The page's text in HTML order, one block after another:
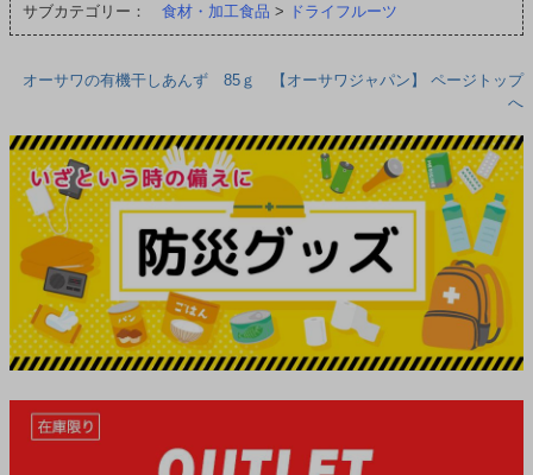
サブカテゴリー： 食材・加工食品 > ドライフルーツ
オーサワの有機干しあんず 85ｇ 【オーサワジャパン】 ページトップ
へ